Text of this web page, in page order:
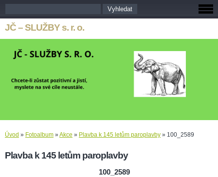
JČ – SLUŽBY s. r. o.
Úvod » Fotoalbum »Akce » Plavba k 145 letům paroplavby » 100_2589
Plavba k 145 letům paroplavby
100_2589